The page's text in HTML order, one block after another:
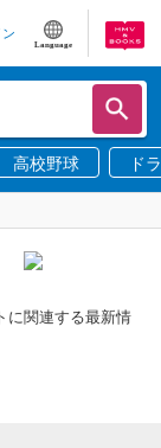
ン
Language
高校野球 ド
に関連する最新情